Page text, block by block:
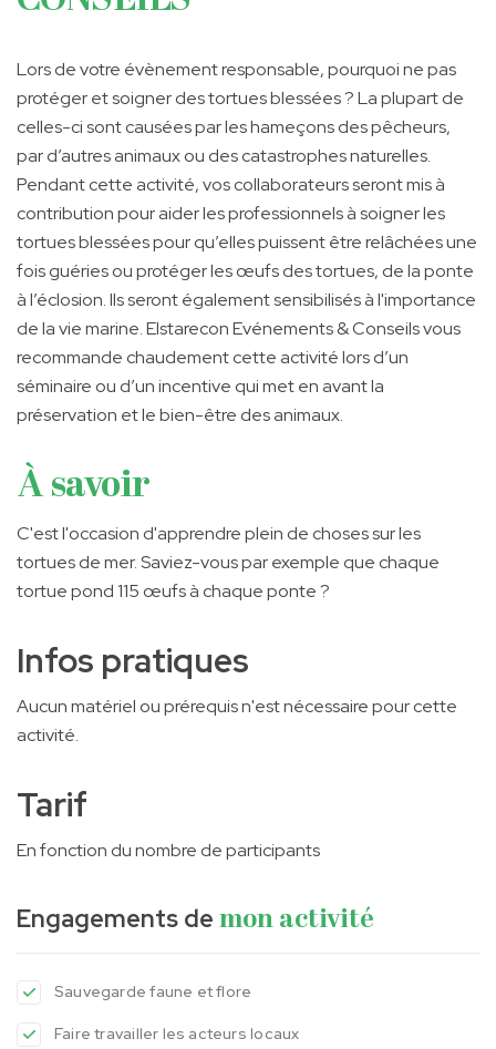
Lors de votre évènement responsable, pourquoi ne pas
protéger et soigner des tortues blessées ? La plupart de
celles-ci sont causées par les hameçons des pêcheurs,
par d’autres animaux ou des catastrophes naturelles.
Pendant cette activité, vos collaborateurs seront mis à
contribution pour aider les professionnels à soigner les
tortues blessées pour qu’elles puissent être relâchées une
fois guéries ou protéger les œufs des tortues, de la ponte
à l’éclosion. Ils seront également sensibilisés à l'importance
de la vie marine. Elstarecon Evénements & Conseils vous
recommande chaudement cette activité lors d’un
séminaire ou d’un incentive qui met en avant la
préservation et le bien-être des animaux.
À savoir
C'est l'occasion d'apprendre plein de choses sur les
tortues de mer. Saviez-vous par exemple que chaque
tortue pond 115 œufs à chaque ponte ?
Infos pratiques
Aucun matériel ou prérequis n'est nécessaire pour cette
activité.
Tarif
En fonction du nombre de participants
Engagements demon activité
Sauvegarde faune et flore
Faire travailler les acteurs locaux